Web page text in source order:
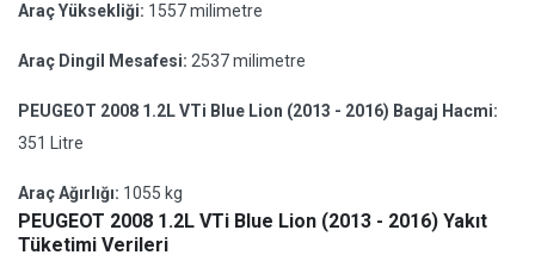
Araç Yüksekliği: 1557 milimetre
Araç Dingil Mesafesi: 2537 milimetre
PEUGEOT 2008 1.2L VTi Blue Lion (2013 - 2016) Bagaj Hacmi:
351 Litre
Araç Ağırlığı: 1055 kg
PEUGEOT 2008 1.2L VTi Blue Lion (2013 - 2016) Yakıt
Tüketimi Verileri